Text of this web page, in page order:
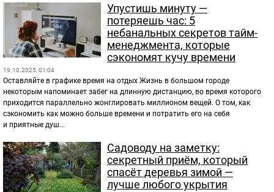
Упустишь минуту —
потеряешь час: 5
небанальных секретов тайм-
менеджмента, которые
сэкономят кучу времени
19.10.2025, 01:04
Оставляйте в графике время на отдых Жизнь в большом городе
некоторым напоминает забег на длинную дистанцию, во время которого
приходится параллельно жонглировать миллионом вещей. О том, как
сэкономить как можно больше времени и потратить его на себя
и приятные душ...
Садоводу на заметку:
секретный приём, который
спасёт деревья зимой —
лучше любого укрытия